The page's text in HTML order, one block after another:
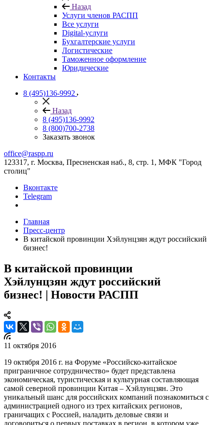
Назад
Услуги членов РАСПП
Все услуги
Digital-услуги
Бухгалтерские услуги
Логистические
Таможенное оформление
Юридические
Контакты
8 (495)136-9992
Назад
8 (495)136-9992
8 (800)700-2738
Заказать звонок
office@raspp.ru
123317, г. Москва, Пресненская наб., 8, стр. 1, МФК "Город
столиц"
Вконтакте
Telegram
Главная
Пресс-центр
В китайской провинции Хэйлунцзян ждут российский
бизнес!
В китайской провинции
Хэйлунцзян ждут российский
бизнес! | Новости РАСПП
11 октября 2016
19 октября 2016 г. на Форуме «Российско-китайское
приграничное сотрудничество» будет представлена
экономическая, туристическая и культурная составляющая
самой северной провинции Китая – Хэйлунцзян. Это
уникальный шанс для российских компаний познакомиться с
администрацией одного из трех китайских регионов,
граничащих с Россией, наладить деловые связи и
договориться о первых поставках в регион, в котором уже